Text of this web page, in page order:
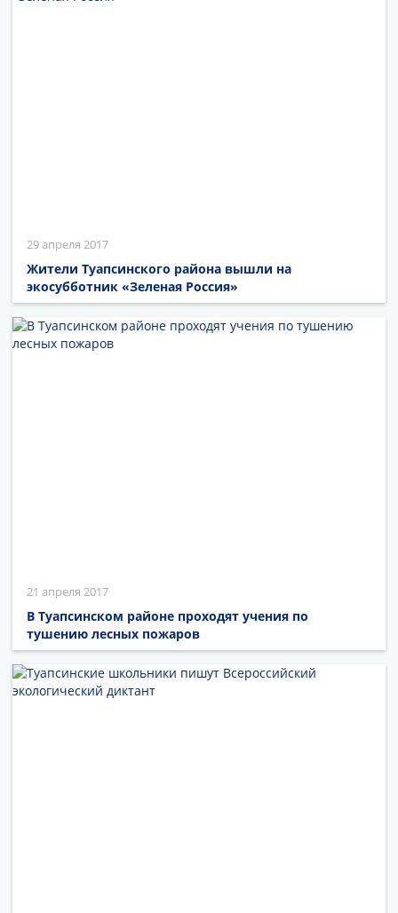
29 апреля 2017
Жители Туапсинского района вышли на
экосубботник «Зеленая Россия»
21 апреля 2017
В Туапсинском районе проходят учения по
тушению лесных пожаров